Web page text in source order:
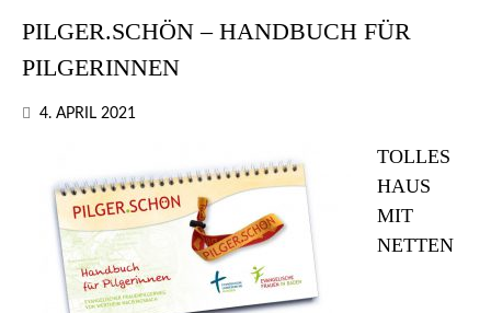
PILGER.SCHÖN – HANDBUCH FÜR
PILGERINNEN
4. APRIL 2021
TOLLES
HAUS
MIT
NETTEN